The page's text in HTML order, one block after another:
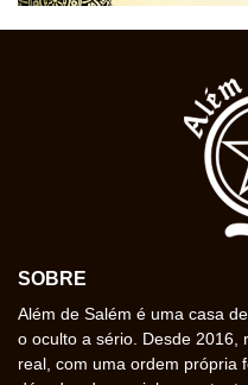
SOBRE
Além de Salém é uma casa
o oculto a sério. Desde 2016,
real, com uma ordem própria